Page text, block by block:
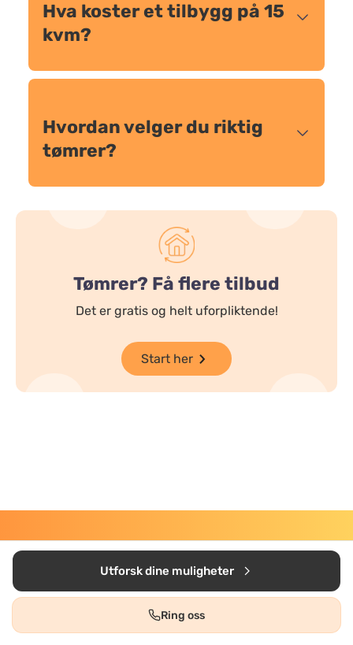
Hva koster et tilbygg på 15
kvm?
Hvordan velger du riktig
tømrer?
Tømrer? Få flere tilbud
Det er gratis og helt uforpliktende!
Start her
Utforsk dine muligheter
Ring oss
Oppussingsguiden
Bogstadveien 30, 0355.